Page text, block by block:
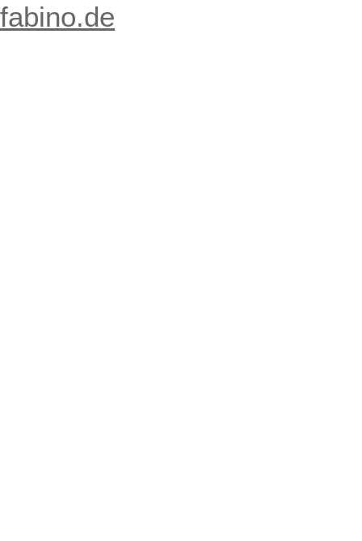
fabino.de